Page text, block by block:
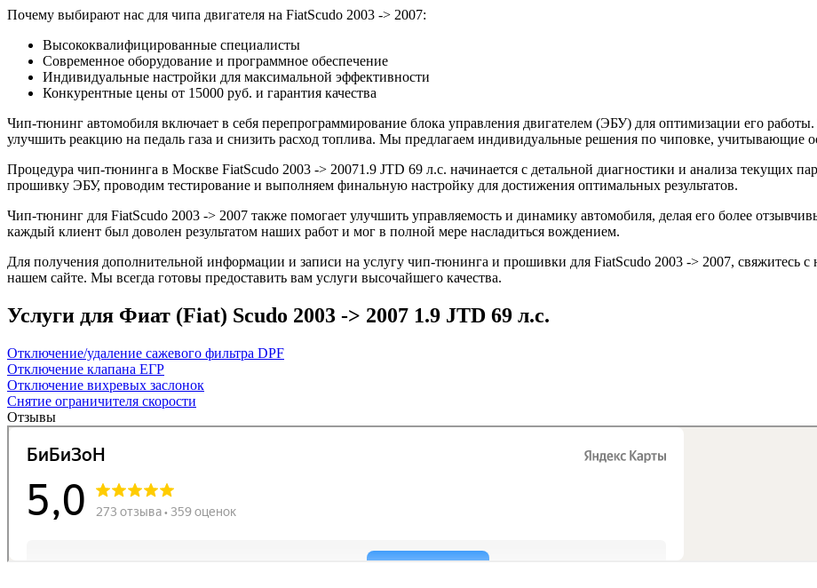
Почему выбирают нас для чипа двигателя на FiatScudo 2003 -> 2007:
Высококвалифицированные специалисты
Современное оборудование и программное обеспечение
Индивидуальные настройки для максимальной эффективности
Конкурентные цены от 15000 руб. и гарантия качества
Чип-тюнинг автомобиля включает в себя перепрограммирование блока управления двигателем (ЭБУ) для оптимизации его
улучшить реакцию на педаль газа и снизить расход топлива. Мы предлагаем индивидуальные решения по чиповке, учитывающие
Процедура чип-тюнинга в Москве FiatScudo 2003 -> 20071.9 JTD 69 л.с. начинается с детальной диагностики и анализа текущих
прошивку ЭБУ, проводим тестирование и выполняем финальную настройку для достижения оптимальных результатов.
Чип-тюнинг для FiatScudo 2003 -> 2007 также помогает улучшить управляемость и динамику автомобиля, делая его более
каждый клиент был доволен результатом наших работ и мог в полной мере насладиться вождением.
Для получения дополнительной информации и записи на услугу чип-тюнинга и прошивки для FiatScudo 2003 -> 2007, свяжитесь
нашем сайте. Мы всегда готовы предоставить вам услуги высочайшего качества.
Услуги для Фиат (Fiat) Scudo 2003 -> 2007 1.9 JTD 69 л.с.
Отключение/удаление сажевого фильтра DPF
Отключение клапана ЕГР
Отключение вихревых заслонок
Снятие ограничителя скорости
Отзывы